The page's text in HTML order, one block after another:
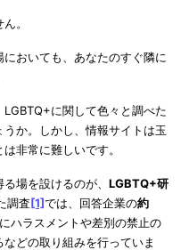
。
おいても、あなたのすぐ隣に
に関して色々と調べた
か。しかし、情報サイトは玉
非常に難しいです。
場を設けるのが、 LGBTQ+研
調査[1]では、回答企業の約
ハラスメントや差別の禁止の
どの取り組みを行っていま